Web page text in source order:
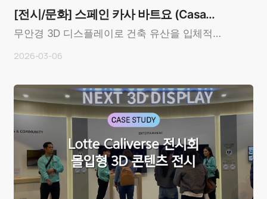
[전시/문화] 스페인 카사 바트요 (Casa
Batlló)
무안경 3D 디스플레이로 건축 유산을 입체적으
2026-03-06